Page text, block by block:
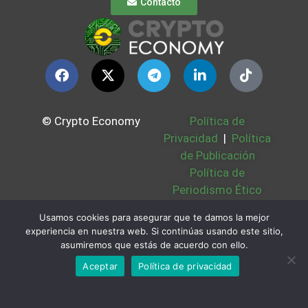
© Crypto Economy
Política de
Privacidad | Política
de Publicación
Política de
Periodismo Ético
Bases Legales |
Partners | Sobre
Nosotros
Usamos cookies para asegurar que te damos la mejor
experiencia en nuestra web. Si continúas usando este sitio,
asumiremos que estás de acuerdo con ello.
Aceptar
Política de privacidad